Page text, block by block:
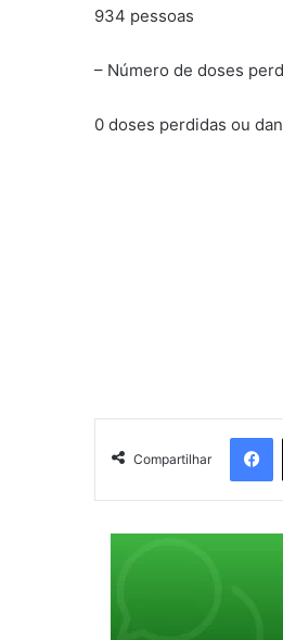
934 pessoas
– Número de doses
0 doses perdidas ou
Compartilhar